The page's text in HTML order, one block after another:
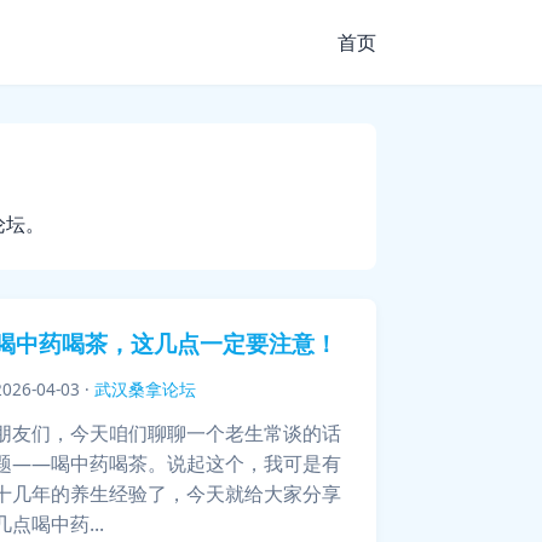
首页
。
中药喝茶，这几点一定要注意！
04-03 ·武汉桑拿论坛
友们，今天咱们聊聊一个老生常谈的话
——喝中药喝茶。说起这个，我可是有
几年的养生经验了，今天就给大家分享
点喝中药...